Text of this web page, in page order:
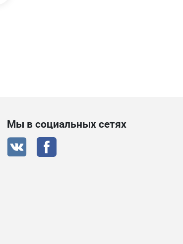
Мы в социальных сетях